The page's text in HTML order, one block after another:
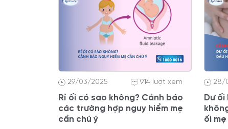
29/03/2025 914 lượt xem
Rỉ ối có sao không? Cảnh báo
các trường hợp nguy hiểm mẹ
cần chú ý
28/
Dư
ối